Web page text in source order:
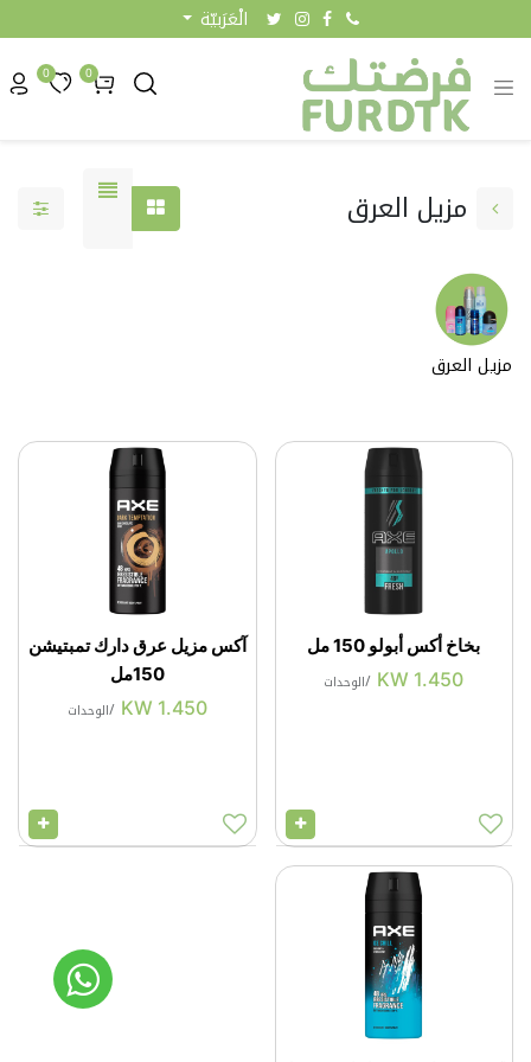
الْعَرَبيّة
0
0
مزيل العرق
مزيل العرق
بخاخ أكس أبولو 150 مل
1.450
/الوحدات
آكس مزيل عرق دارك تمبتيشن
150مل
1.450
/الوحدات